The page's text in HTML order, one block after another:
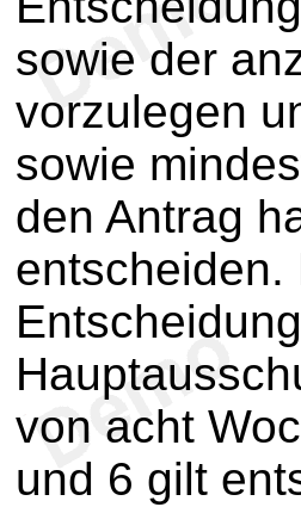
sowie der
vorzulegen
sowie
den Antrag
entscheiden.
von acht
und 6 gilt